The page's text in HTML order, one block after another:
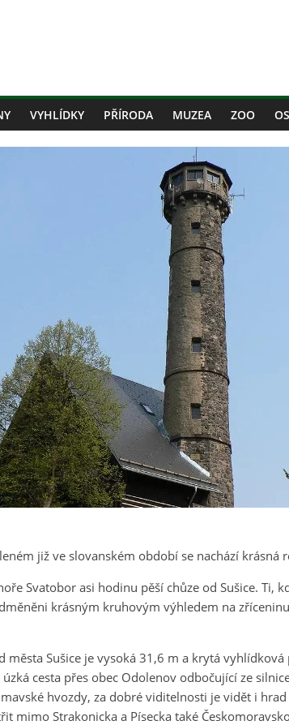
VYHLÍDKY PŘÍRODA MUZEA ZOO
již ve slovanském období se nachází krásná
Svatobor asi hodinu pěší chůze od Sušice. Ti,
krásným kruhovým výhledem na
města Sušice je vysoká 31,6 m a krytá vyhlídková
cesta přes obec Odolenov odbočující ze
hvozdy, za dobré viditelnosti je vidět i hrad
mimo Strakonicka a Písecka také